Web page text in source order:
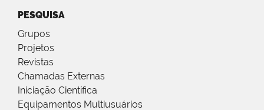
PESQUISA
Grupos
Projetos
Revistas
Chamadas Externas
Iniciação Científica
Equipamentos Multiusuários